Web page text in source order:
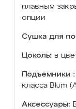
плавным
опции
Сушка для
Цоколь: в
Подъемники :
класса Blum
Аксессуары: